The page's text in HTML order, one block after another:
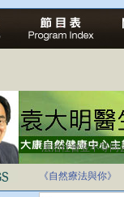
法治社會並不等同
自家教育合法化-
《自然療法與你》